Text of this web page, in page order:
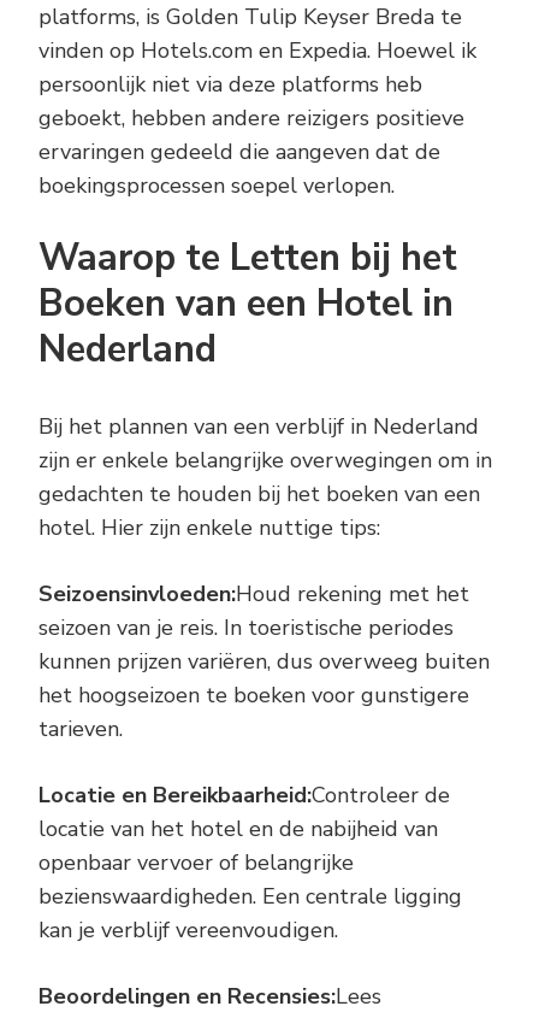
platforms, is Golden Tulip Keyser Breda te
vinden op Hotels.com en Expedia. Hoewel ik
persoonlijk niet via deze platforms heb
geboekt, hebben andere reizigers positieve
ervaringen gedeeld die aangeven dat de
boekingsprocessen soepel verlopen.
Waarop te Letten bij het
Boeken van een Hotel in
Nederland
Bij het plannen van een verblijf in Nederland
zijn er enkele belangrijke overwegingen om in
gedachten te houden bij het boeken van een
hotel. Hier zijn enkele nuttige tips:
Seizoensinvloeden:Houd rekening met het
seizoen van je reis. In toeristische periodes
kunnen prijzen variëren, dus overweeg buiten
het hoogseizoen te boeken voor gunstigere
tarieven.
Locatie en Bereikbaarheid:Controleer de
locatie van het hotel en de nabijheid van
openbaar vervoer of belangrijke
bezienswaardigheden. Een centrale ligging
kan je verblijf vereenvoudigen.
Beoordelingen en Recensies:Lees